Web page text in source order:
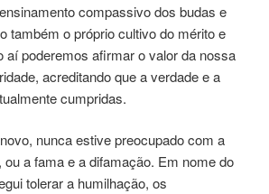
compassivo dos budas e
também o próprio cultivo do mérito e
aí poderemos afirmar o valor da nossa
acreditando que a verdade e a
cumpridas.
nunca estive preocupado com a
ou a fama e a difamação. Em nome do
tolerar a humilhação, os